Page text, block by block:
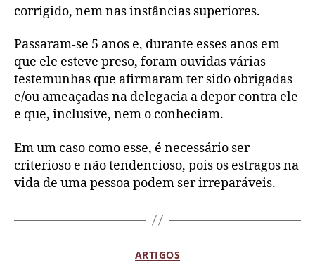
corrigido, nem nas instâncias superiores.
Passaram-se 5 anos e, durante esses anos em
que ele esteve preso, foram ouvidas várias
testemunhas que afirmaram ter sido obrigadas
e/ou ameaçadas na delegacia a depor contra ele
e que, inclusive, nem o conheciam.
Em um caso como esse, é necessário ser
criterioso e não tendencioso, pois os estragos na
vida de uma pessoa podem ser irreparáveis.
ARTIGOS